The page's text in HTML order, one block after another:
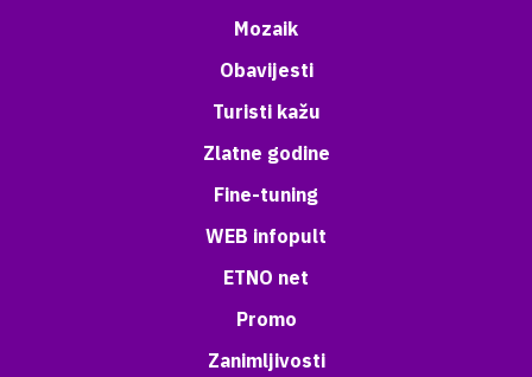
Mozaik
Obavijesti
Turisti kažu
Zlatne godine
Fine-tuning
WEB infopult
ETNO net
Promo
Zanimljivosti